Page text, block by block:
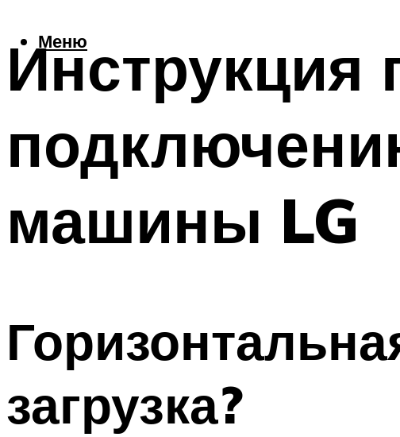
Меню
Инструкция
машины LG
загрузка?